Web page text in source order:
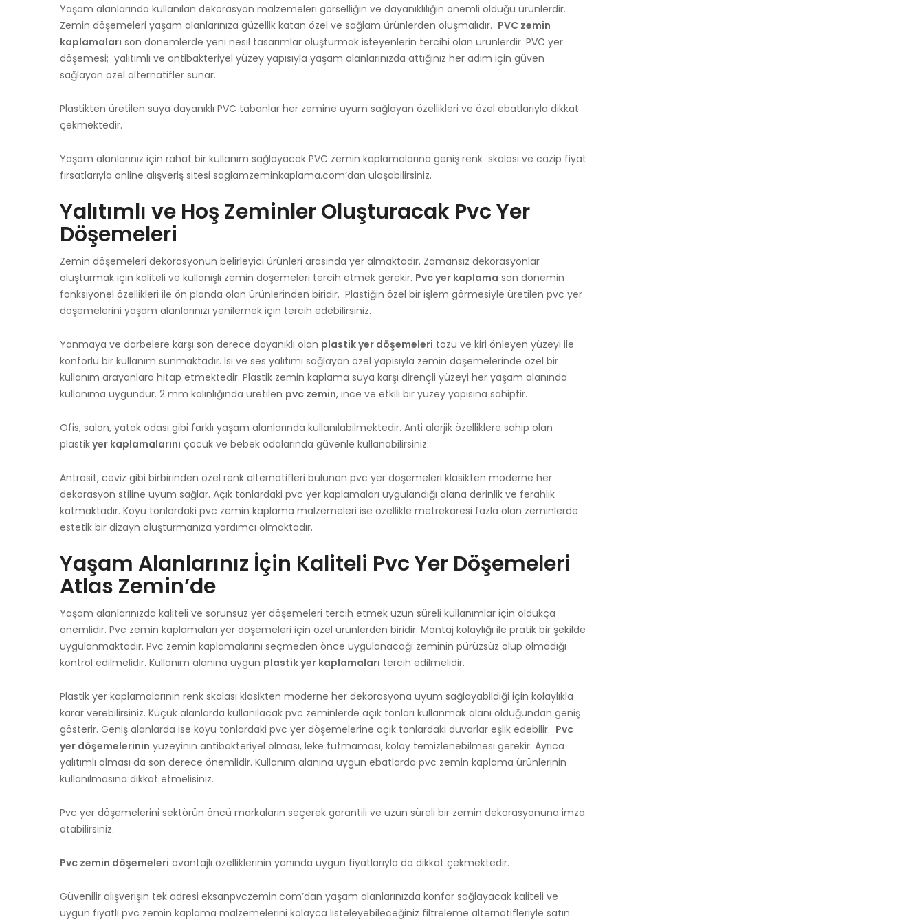
Yaşam alanlarında kullanılan dekorasyon malzemeleri görselliğin ve dayanıklılığın önemli olduğu ürünlerdir.
Zemin döşemeleri yaşam alanlarınıza güzellik katan özel ve sağlam ürünlerden oluşmalıdır. PVC zemin
kaplamaları son dönemlerde yeni nesil tasarımlar oluşturmak isteyenlerin tercihi olan ürünlerdir. PVC yer
döşemesi; yalıtımlı ve antibakteriyel yüzey yapısıyla yaşam alanlarınızda attığınız her adım için güven
sağlayan özel alternatifler sunar.
Plastikten üretilen suya dayanıklı PVC tabanlar her zemine uyum sağlayan özellikleri ve özel ebatlarıyla dikkat
çekmektedir.
Yaşam alanlarınız için rahat bir kullanım sağlayacak PVC zemin kaplamalarına geniş renk skalası ve cazip fiyat
fırsatlarıyla online alışveriş sitesi saglamzeminkaplama.com’dan ulaşabilirsiniz.
Yalıtımlı ve Hoş Zeminler Oluşturacak Pvc Yer
Döşemeleri
Zemin döşemeleri dekorasyonun belirleyici ürünleri arasında yer almaktadır. Zamansız dekorasyonlar
oluşturmak için kaliteli ve kullanışlı zemin döşemeleri tercih etmek gerekir. Pvc yer kaplama son dönemin
fonksiyonel özellikleri ile ön planda olan ürünlerinden biridir. Plastiğin özel bir işlem görmesiyle üretilen pvc yer
döşemelerini yaşam alanlarınızı yenilemek için tercih edebilirsiniz.
Yanmaya ve darbelere karşı son derece dayanıklı olan plastik yer döşemeleri tozu ve kiri önleyen yüzeyi ile
konforlu bir kullanım sunmaktadır. Isı ve ses yalıtımı sağlayan özel yapısıyla zemin döşemelerinde özel bir
kullanım arayanlara hitap etmektedir. Plastik zemin kaplama suya karşı dirençli yüzeyi her yaşam alanında
kullanıma uygundur. 2 mm kalınlığında üretilen pvc zemin, ince ve etkili bir yüzey yapısına sahiptir.
Ofis, salon, yatak odası gibi farklı yaşam alanlarında kullanılabilmektedir. Anti alerjik özelliklere sahip olan
plastikyer kaplamalarını çocuk ve bebek odalarında güvenle kullanabilirsiniz.
Antrasit, ceviz gibi birbirinden özel renk alternatifleri bulunan pvc yer döşemeleri klasikten moderne her
dekorasyon stiline uyum sağlar. Açık tonlardaki pvc yer kaplamaları uygulandığı alana derinlik ve ferahlık
katmaktadır. Koyu tonlardaki pvc zemin kaplama malzemeleri ise özellikle metrekaresi fazla olan zeminlerde
estetik bir dizayn oluşturmanıza yardımcı olmaktadır.
Yaşam Alanlarınız İçin Kaliteli Pvc Yer Döşemeleri
Atlas Zemin’de
Yaşam alanlarınızda kaliteli ve sorunsuz yer döşemeleri tercih etmek uzun süreli kullanımlar için oldukça
önemlidir. Pvc zemin kaplamaları yer döşemeleri için özel ürünlerden biridir. Montaj kolaylığı ile pratik bir şekilde
uygulanmaktadır. Pvc zemin kaplamalarını seçmeden önce uygulanacağı zeminin pürüzsüz olup olmadığı
kontrol edilmelidir. Kullanım alanına uygun plastik yer kaplamaları tercih edilmelidir.
Plastik yer kaplamalarının renk skalası klasikten moderne her dekorasyona uyum sağlayabildiği için kolaylıkla
karar verebilirsiniz. Küçük alanlarda kullanılacak pvc zeminlerde açık tonları kullanmak alanı olduğundan geniş
gösterir. Geniş alanlarda ise koyu tonlardaki pvc yer döşemelerine açık tonlardaki duvarlar eşlik edebilir. Pvc
yer döşemelerinin yüzeyinin antibakteriyel olması, leke tutmaması, kolay temizlenebilmesi gerekir. Ayrıca
yalıtımlı olması da son derece önemlidir. Kullanım alanına uygun ebatlarda pvc zemin kaplama ürünlerinin
kullanılmasına dikkat etmelisiniz.
Pvc yer döşemelerini sektörün öncü markaların seçerek garantili ve uzun süreli bir zemin dekorasyonuna imza
atabilirsiniz.
Pvc zemin döşemeleri avantajlı özelliklerinin yanında uygun fiyatlarıyla da dikkat çekmektedir.
Güvenilir alışverişin tek adresi eksanpvczemin.com’dan yaşam alanlarınızda konfor sağlayacak kaliteli ve
uygun fiyatlı pvc zemin kaplama malzemelerini kolayca listeleyebileceğiniz filtreleme alternatifleriyle satın